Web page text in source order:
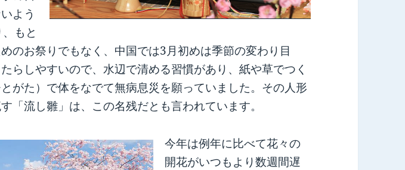
よう
もと
のお祭りでもなく、中国では3月初めは季節の変わり目
らしやすいので、水辺で清める習慣があり、紙や草でつく
がた）で体をなでて無病息災を願っていました。その人形
「流し雛」は、この名残だとも言われています。
今年は例年に比べて花々の
開花がいつもより数週間遅